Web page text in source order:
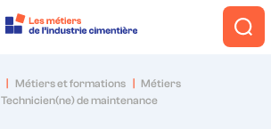
Métiers et formations
Métiers
Technicien(ne) de maintenance